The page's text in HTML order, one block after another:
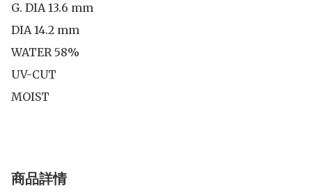
G. DIA 13.6 mm
DIA 14.2 mm
WATER 58%
UV-CUT
MOIST
商品詳情